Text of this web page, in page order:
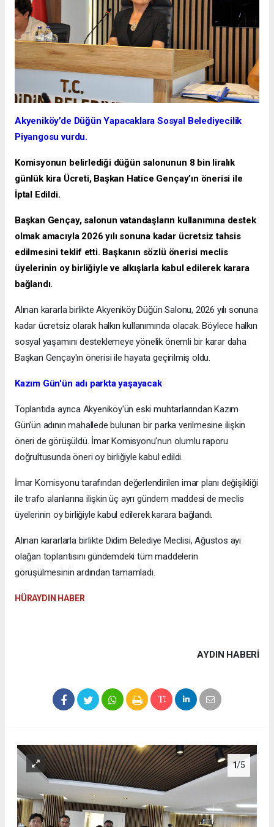
Akyeniköy’de Düğün Yapacaklara Sosyal Belediyecilik
Piyangosu vurdu.
Komisyonun belirlediği düğün salonunun 8 bin liralık
günlük kira Ücreti, Başkan Hatice Gençay’ın önerisi ile
İptal Edildi.
Başkan Gençay, salonun vatandaşların kullanımına destek
olmak amacıyla 2026 yılı sonuna kadar ücretsiz tahsis
edilmesini teklif etti. Başkanın sözlü önerisi meclis
üyelerinin oy birliğiyle ve alkışlarla kabul edilerek karara
bağlandı.
Alınan kararla birlikte Akyeniköy Düğün Salonu, 2026 yılı sonuna
kadar ücretsiz olarak halkın kullanımında olacak. Böylece halkın
sosyal yaşamını desteklemeye yönelik önemli bir karar daha
Başkan Gençay'ın önerisi ile hayata geçirilmiş oldu.
Kazım Gün'ün adı parkta yaşayacak
Toplantıda ayrıca Akyeniköy'ün eski muhtarlarından Kazım
Gün'ün adının mahallede bulunan bir parka verilmesine ilişkin
öneri de görüşüldü. İmar Komisyonu'nun olumlu raporu
doğrultusunda öneri oy birliğiyle kabul edildi.
İmar Komisyonu tarafından değerlendirilen imar planı değişikliği
ile trafo alanlarına ilişkin üç ayrı gündem maddesi de meclis
üyelerinin oy birliğiyle kabul edilerek karara bağlandı.
Alınan kararlarla birlikte Didim Belediye Meclisi, Ağustos ayı
olağan toplantısını gündemdeki tüm maddelerin
görüşülmesinin ardından tamamladı.
HÜRAYDIN HABER
AYDIN HABERİ
1/5